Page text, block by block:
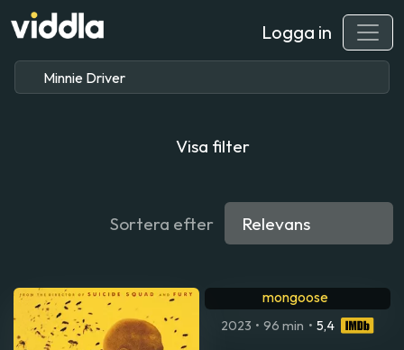
Logga in
Visa filter
Sortera efter
mongoose
2023 • 96 min • 5,4